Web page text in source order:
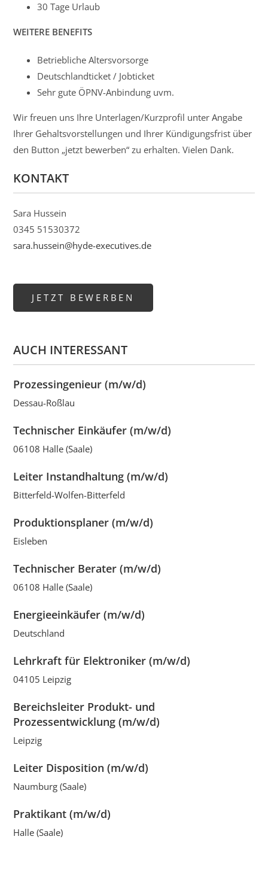
KONTAKT
Sara Hussein
0345 51530372
sara.hussein@hyde-executives.de
JETZT BEWERBEN
AUCH INTERESSANT
Prozessingenieur (m/w/d)
Dessau-Roßlau
Technischer Einkäufer (m/w/d)
06108 Halle (Saale)
Leiter Instandhaltung (m/w/d)
Bitterfeld-Wolfen-Bitterfeld
Produktionsplaner (m/w/d)
Eisleben
Technischer Berater (m/w/d)
06108 Halle (Saale)
Energieeinkäufer (m/w/d)
Deutschland
Lehrkraft für Elektroniker (m/w/d)
04105 Leipzig
Bereichsleiter Produkt- und
Prozessentwicklung (m/w/d)
Leipzig
Leiter Disposition (m/w/d)
Naumburg (Saale)
Praktikant (m/w/d)
Halle (Saale)
30 Tage Urlaub
WEITERE BENEFITS
Betriebliche Altersvorsorge
Deutschlandticket / Jobticket
Sehr gute ÖPNV-Anbindung uvm.
Wir freuen uns Ihre Unterlagen/Kurzprofil unter Angabe
Ihrer Gehaltsvorstellungen und Ihrer Kündigungsfrist über
den Button „jetzt bewerben“ zu erhalten. Vielen Dank.